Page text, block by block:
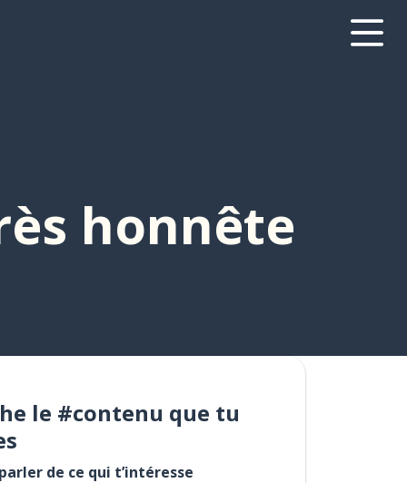
honnête
le #contenu que tu
de ce qui t’intéresse